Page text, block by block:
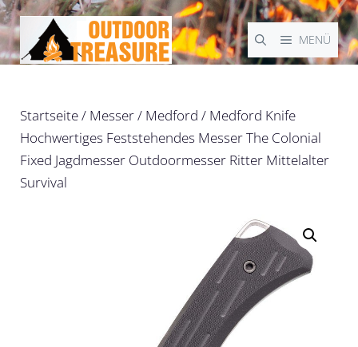
Zum
Inhalt
springen
MENÜ
Startseite/ Messer/ Medford / Medford Knife
Hochwertiges Feststehendes Messer The Colonial
Fixed Jagdmesser Outdoormesser Ritter Mittelalter
Survival